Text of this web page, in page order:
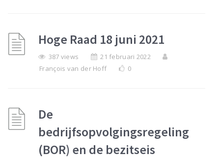
Hoge Raad 18 juni 2021
387 views
21 februari 2022
François van der Hoff
0
De
bedrijfsopvolgingsregeling
(BOR) en de bezitseis